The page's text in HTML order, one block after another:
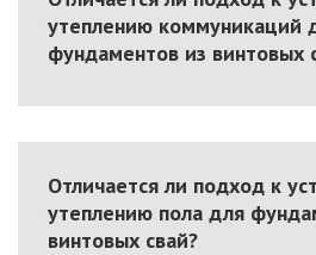
утеплению коммуникаций
фундаментов из винтовых
Отличается ли подход к
утеплению пола для
винтовых свай?